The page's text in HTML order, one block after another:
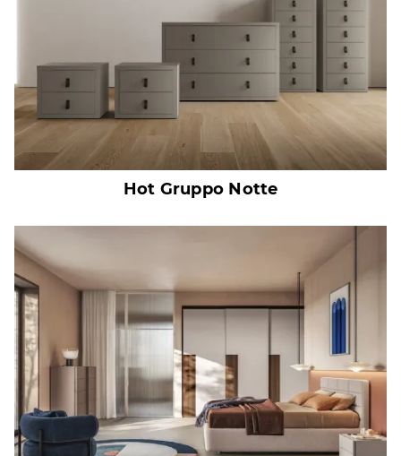
Hot Gruppo Notte